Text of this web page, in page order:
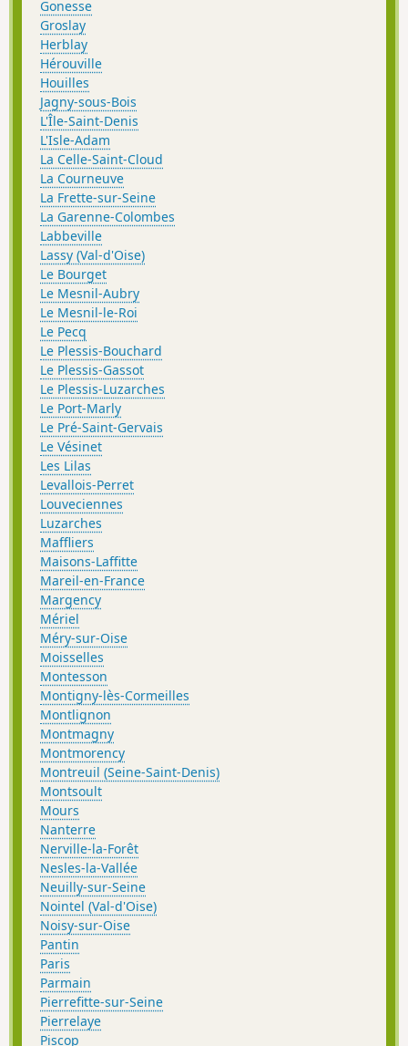
Gonesse
Groslay
Herblay
Hérouville
Houilles
Jagny-sous-Bois
L'Île-Saint-Denis
L'Isle-Adam
La Celle-Saint-Cloud
La Courneuve
La Frette-sur-Seine
La Garenne-Colombes
Labbeville
Lassy (Val-d'Oise)
Le Bourget
Le Mesnil-Aubry
Le Mesnil-le-Roi
Le Pecq
Le Plessis-Bouchard
Le Plessis-Gassot
Le Plessis-Luzarches
Le Port-Marly
Le Pré-Saint-Gervais
Le Vésinet
Les Lilas
Levallois-Perret
Louveciennes
Luzarches
Maffliers
Maisons-Laffitte
Mareil-en-France
Margency
Mériel
Méry-sur-Oise
Moisselles
Montesson
Montigny-lès-Cormeilles
Montlignon
Montmagny
Montmorency
Montreuil (Seine-Saint-Denis)
Montsoult
Mours
Nanterre
Nerville-la-Forêt
Nesles-la-Vallée
Neuilly-sur-Seine
Nointel (Val-d'Oise)
Noisy-sur-Oise
Pantin
Paris
Parmain
Pierrefitte-sur-Seine
Pierrelaye
Piscop